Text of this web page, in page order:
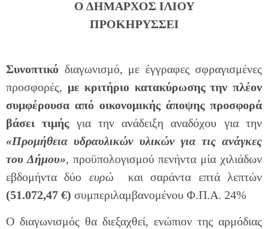
Ο ΔΗΜΑΡΧΟΣ ΙΛΙΟΥ
ΠΡΟΚΗΡΥΣΣΕΙ
Συνοπτικό διαγωνισμό, με έγγραφες σφραγισμένες
προσφορές, με κριτήριο κατακύρωσης την πλέον
συμφέρουσα από οικονομικής άποψης προσφορά
βάσει τιμής για την ανάδειξη αναδόχου για την
«Προμήθεια υδραυλικών υλικών για τις ανάγκες
του Δήμου», προϋπολογισμού πενήντα μία χιλιάδων
εβδομήντα δύο ευρώκαι σαράντα επτά λεπτών
(51.072,47 €) συμπεριλαμβανομένου Φ.Π.Α. 24%
Ο διαγωνισμός θα διεξαχθεί, ενώπιον της αρμόδιας